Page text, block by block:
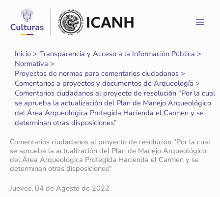
contenido
Inicio
Transparencia y Acceso a la Información Pública
Normativa
Proyectos de normas para comentarios ciudadanos
Comentarios a proyectos y documentos de Arqueología
Comentarios ciudadanos al proyecto de resolución “Por la cual
se aprueba la actualización del Plan de Manejo Arqueológico
del Área Arqueológica Protegida Hacienda el Carmen y se
determinan otras disposiciones”
Comentarios ciudadanos al proyecto de resolución "Por la cual
se aprueba la actualización del Plan de Manejo Arqueológico
del Área Arqueológica Protegida Hacienda el Carmen y se
determinan otras disposiciones"
Jueves, 04 de Agosto de 2022